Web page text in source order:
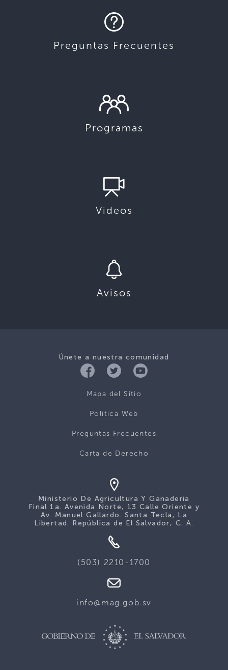
Preguntas Frecuentes
Programas
Videos
Avisos
Únete a nuestra comunidad
Mapa del Sitio
Politica Web
Preguntas Frecuentes
Carta de Derecho
Ministerio De Agricultura Y Ganadería
Final 1a. Avenida Norte, 13 Calle Oriente y
Av. Manuel Gallardo. Santa Tecla, La
Libertad. República de El Salvador, C. A.
(503) 2210-1700
info@mag.gob.sv